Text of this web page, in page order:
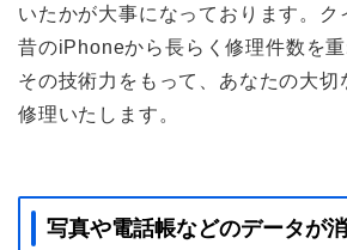
いたかが大事になっております。ク
昔のiPhoneから長らく修理件数を重
その技術力をもって、あなたの大
修理いたします。
写真や電話帳などのデータが